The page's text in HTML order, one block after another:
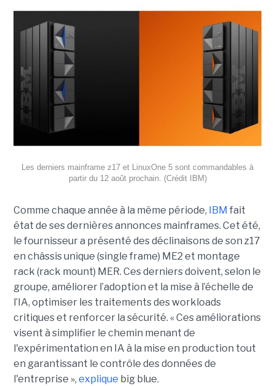
Les derniers mainframe z17 et LinuxOne 5 sont commandables à
partir du 12 août prochain. (Crédit IBM)
Comme chaque année à la même période, IBM fait
état de ses dernières annonces mainframes. Cet été,
le fournisseur a présenté des déclinaisons de son z17
en châssis unique (single frame) ME2 et montage
rack (rack mount) MER. Ces derniers doivent, selon le
groupe, améliorer l’adoption et la mise à l’échelle de
l’IA, optimiser les traitements des workloads
critiques et renforcer la sécurité. « Ces améliorations
visent à simplifier le chemin menant de
l'expérimentation en IA à la mise en production tout
en garantissant le contrôle des données de
l'entreprise », explique big blue.